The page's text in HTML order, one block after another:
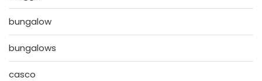
bungalow
bungalows
casco